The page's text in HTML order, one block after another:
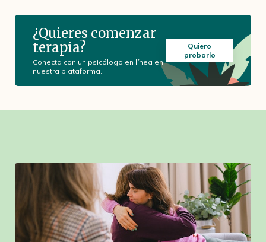
¿Quieres comenzar
terapia?
Conecta con un psicólogo en línea en
nuestra plataforma.
Quiero
probarlo